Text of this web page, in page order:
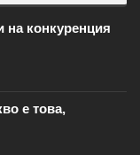
на конкуренция
е това,